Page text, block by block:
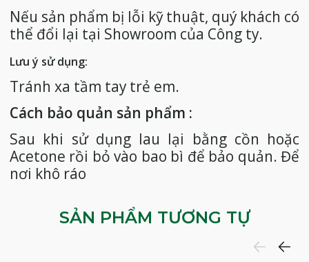
Nếu sản phẩm bị lỗi kỹ thuật, quý khách có
thể đổi lại tại Showroom của Công ty.
Lưu ý sử dụng:
Tránh xa tầm tay trẻ em.
Cách bảo quản sản phẩm :
Sau khi sử dụng lau lại bằng cồn hoặc
Acetone rồi bỏ vào bao bì để bảo quản. Để
nơi khô ráo
SẢN PHẨM TƯƠNG TỰ